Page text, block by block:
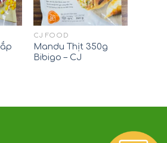
CJ FOOD
Mandu Thịt 350g
Bibigo – CJ